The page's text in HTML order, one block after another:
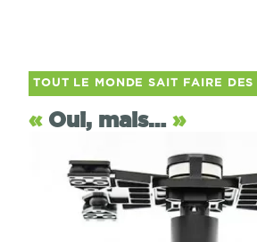
TOUT LE MONDE SAIT FAIRE
«Oui, mais… »